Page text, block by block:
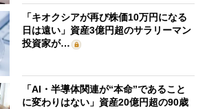
「キオクシアが再び株価10万円になる
日は遠い」資産3億円超のサラリーマン
投資家が…
「AI・半導体関連が“本命”であること
に変わりはない」資産20億円超の90歳